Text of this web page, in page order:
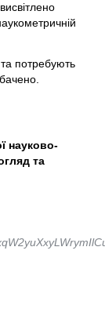
потребують
науково-
та